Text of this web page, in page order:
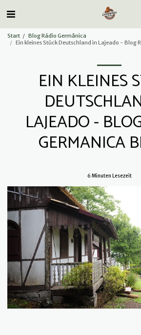
Start
Blog Rádio Germânica
Ein kleines Stück Deutschland in Lajeado - Blog
EIN KLEINES
LAJEADO -
GERMANICA
6 Minuten Lesezeit